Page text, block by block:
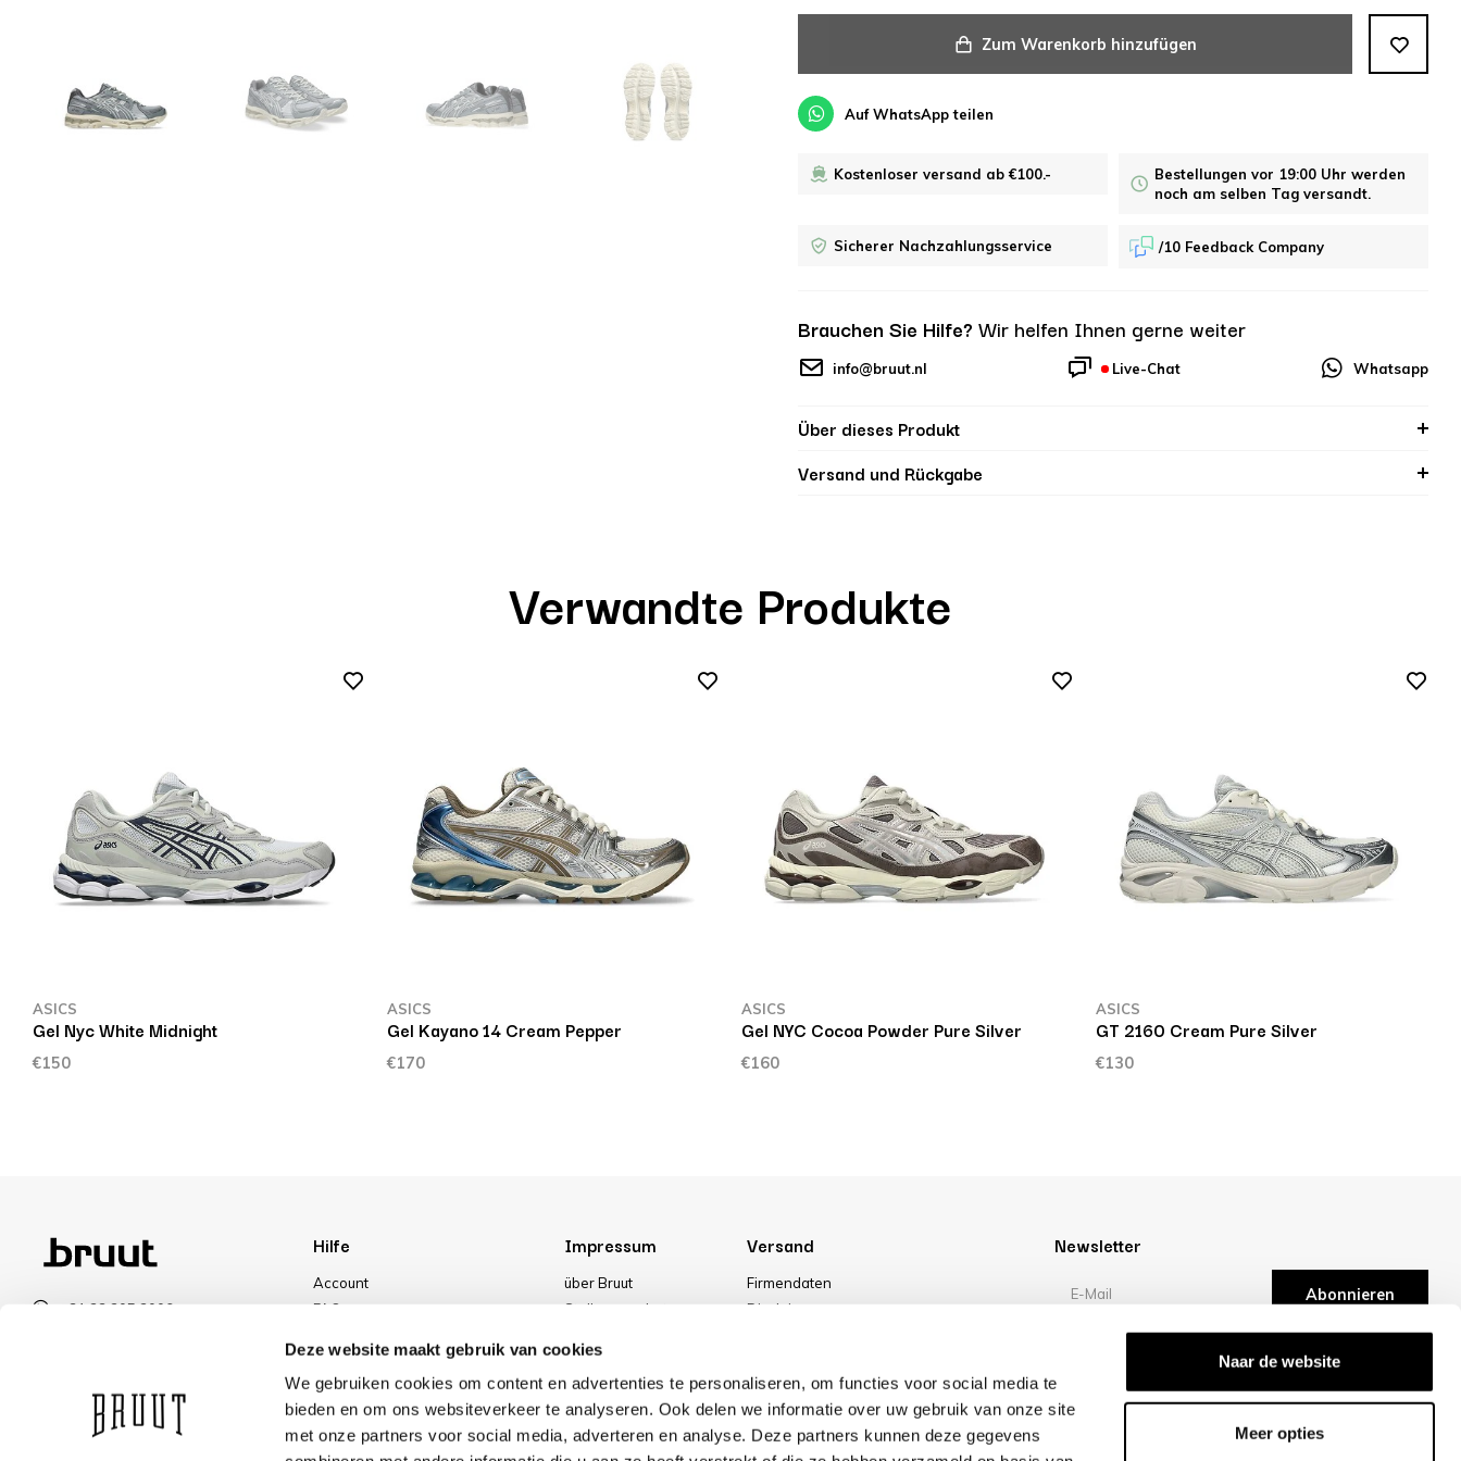
Deze website maakt gebruik van cookies
We gebruiken cookies om content en advertenties te personaliseren, om functies voor social media te
bieden en om ons websiteverkeer te analyseren. Ook delen we informatie over uw gebruik van onze site
met onze partners voor social media, adverteren en analyse. Deze partners kunnen deze gegevens
Naar de website
Meer opties
Zum Warenkorb hinzufügen
Auf WhatsApp teilen
Kostenloser versand ab €100.-
Bestellungen vor 19:00 Uhr werden
noch am selben Tag versandt.
Sicherer Nachzahlungsservice /10 Feedback Company
Brauchen Sie Hilfe? Wir helfen Ihnen gerne weiter
info@bruut.nl Live-Chat Whatsapp
Über dieses Produkt
Versand und Rückgabe
Verwandte Produkte
ASICS
Gel Nyc White Midnight
€150
ASICS
Gel Kayano 14 Cream Pepper
€170
ASICS
Gel NYC Cocoa Powder Pure Silver
€160
ASICS
GT 2160 Cream Pure Silver
€130
+31 23 205 2006
ÖFFNUNGSZEITEN ANZEIGEN
Hilfe
Account
FAQ
Zahlungsarten
Versand
Rabatt
Impressum
über Bruut
Stellenangebote
Unser geschäft
Versand
Firmendaten
Disclaimer
Cookies
Newsletter
Abonnieren
/10 -